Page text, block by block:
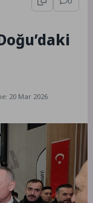
20 Mar 2026